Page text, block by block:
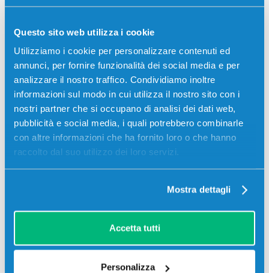
Questo sito web utilizza i cookie
Utilizziamo i cookie per personalizzare contenuti ed
annunci, per fornire funzionalità dei social media e per
analizzare il nostro traffico. Condividiamo inoltre
informazioni sul modo in cui utilizza il nostro sito con i
nostri partner che si occupano di analisi dei dati web,
pubblicità e social media, i quali potrebbero combinarle
con altre informazioni che ha fornito loro o che hanno
raccolto dal suo utilizzo dei loro servizi.
Mostra dettagli
Accetta tutti
Personalizza
Originale Nero
Codice:MXB38U1
Cinghia di trasferimento originale Sharp MXB38U1
Primaria NERO 120000 pagine per Stampanti: Sharp MX-
B380P, Sharp MX-B381, Sharp MX-B382, Sharp MX-
B382SC
280,40 € Il
prezzo
280,40 €.
266,38€Il
266,38 €.
Avvisami quando disponibile
Spedizione gratuita
SCADE TRA:
09 53